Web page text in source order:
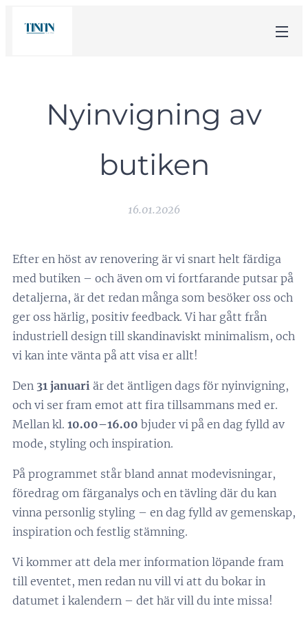
Nyinvigning av
butiken
16.01.2026
Efter en höst av renovering är vi snart helt färdiga
med butiken – och även om vi fortfarande putsar på
detaljerna, är det redan många som besöker oss och
ger oss härlig, positiv feedback. Vi har gått från
industriell design till skandinaviskt minimalism, och
vi kan inte vänta på att visa er allt!
Den 31 januari är det äntligen dags för nyinvigning,
och vi ser fram emot att fira tillsammans med er.
Mellan kl. 10.00–16.00 bjuder vi på en dag fylld av
mode, styling och inspiration.
På programmet står bland annat modevisningar,
föredrag om färganalys och en tävling där du kan
vinna personlig styling – en dag fylld av gemenskap,
inspiration och festlig stämning.
Vi kommer att dela mer information löpande fram
till eventet, men redan nu vill vi att du bokar in
datumet i kalendern – det här vill du inte missa!